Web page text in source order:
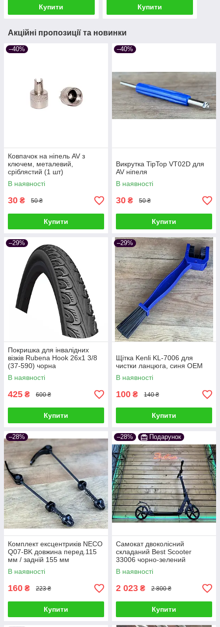
Купити Купити
Акційні пропозиції та новинки
–40%
Ковпачок на ніпель AV з
ключем, металевий,
сріблястий (1 шт)
В наявності
30 ₴ 50 ₴
Купити
–40%
Викрутка TipTop VT02D для
AV ніпеля
В наявності
30 ₴ 50 ₴
Купити
–29%
Покришка для інвалідних
візків Rubena Hook 26x1 3/8
(37-590) чорна
В наявності
425 ₴ 600 ₴
Купити
–29%
Щітка Kenli KL-7006 для
чистки ланцюга, синя OEM
В наявності
100 ₴ 140 ₴
Купити
–28%
Комплект ексцентриків NECO
Q07-BK довжина перед.115
мм / задній 155 мм
В наявності
160 ₴ 223 ₴
Купити
–28% Подарунок
Самокат двоколісний
складаний Best Scooter
33006 чорно-зелений
В наявності
2 023 ₴ 2 800 ₴
Купити